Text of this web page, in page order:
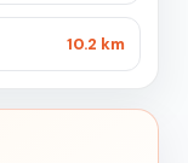
10.2 km